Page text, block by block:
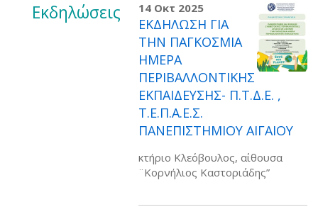
Εκδηλώσεις 14 Οκτ 2025
ΕΚΔΗΛΩΣΗ ΓΙΑ
ΤΗΝ ΠΑΓΚΟΣΜΙΑ
ΗΜΕΡΑ
ΠΕΡΙΒΑΛΛΟΝΤΙΚΗΣ
ΕΚΠΑΙΔΕΥΣΗΣ- Π.Τ.Δ.Ε. ,
Τ.Ε.Π.Α.Ε.Σ.
ΠΑΝΕΠΙΣΤΗΜΙΟΥ ΑΙΓΑΙΟΥ
κτήριο Κλεόβουλος, αίθουσα
¨Κορνήλιος Καστοριάδης”